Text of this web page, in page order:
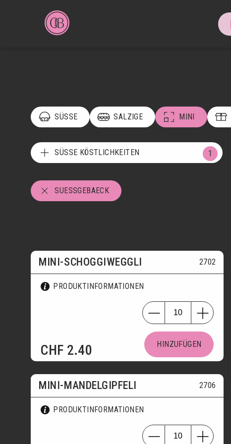
SÜSSE SALZIGE MINI
SÜSSE KÖSTLICHKEITEN 1
SUESSGEBAECK
MINI-SCHOGGIWEGGLI 2702
PRODUKTINFORMATIONEN
CHF 2.40 HINZUFÜGEN
MINI-MANDELGIPFELI 2706
PRODUKTINFORMATIONEN